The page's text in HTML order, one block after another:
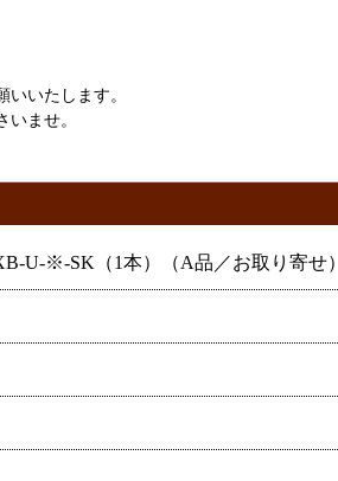
いたします。
ませ。
U-※-SK（1本）（A品／お取り寄せ）